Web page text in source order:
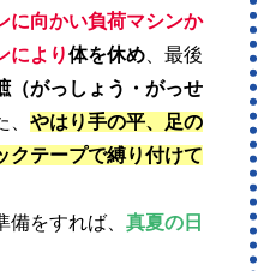
に向かい負荷マシンか
により体を休め、最後
（がっしょう・がっせ
やはり手の平、足の
クテープで縛り付けて
をすれば、 真夏の日